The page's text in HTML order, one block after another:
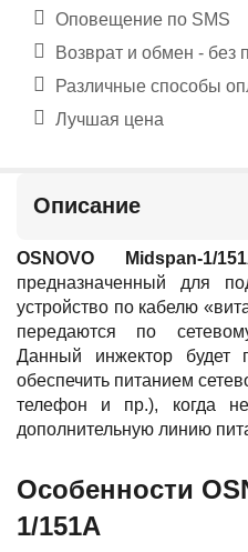
Оповещение по SMS
Возврат и обмен - без
Различные способы
Лучшая цена
Описание
OSNOVO Midspan-1/
предназначенный для
устройство по кабелю
передаются по
Данный инжектор будет
обеспечить питанием
телефон и пр.), когда
дополнительную линию
Особенности
1/151A